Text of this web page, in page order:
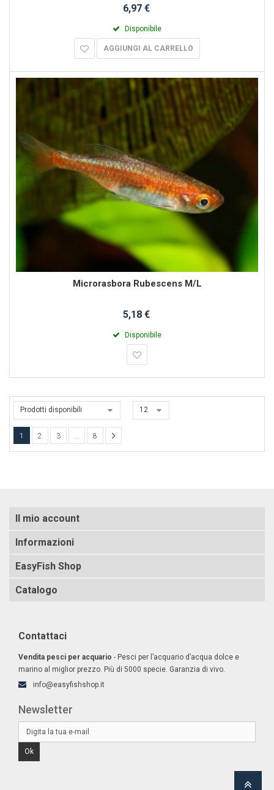
6,97 €
Disponibile
AGGIUNGI AL CARRELLO
Microrasbora Rubescens M/L
5,18 €
Disponibile
Prodotti disponibili 12
1 2 3 8
Il mio account
Informazioni
EasyFish Shop
Catalogo
Contattaci
Vendita pesci per acquario - Pesci per l’acquario d’acqua dolce e
marino al miglior prezzo. Più di 5000 specie. Garanzia di vivo.
info@easyfishshop.it
Newsletter
Ok